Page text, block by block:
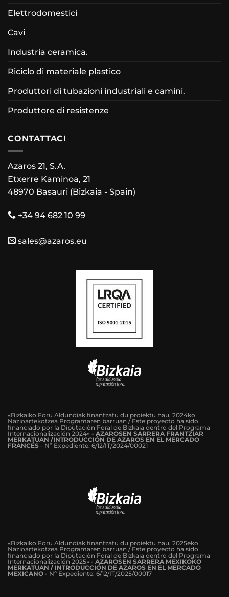
Elettrodomestici
Cavi
Industria ceramica.
Riciclo di materiale plastico
Produttori di tubazioni industriali e camini.
Produttore di resistenze
CONTATTACI
Azaros 21, S.A.
Etxerre Kaminoa, 21
48970 Basauri (Bizkaia - Spain)
+34 94 682 10 99
sales@azaros.eu
«Bizkaiko Foru Aldundiak finantzatu du proiektu hau, 2024ko
Nazioartekotzea Programaren barruan / Este proyecto ha sido
financiado por la Diputación Foral de Bizkaia dentro del Programa
Internacionalización 2024» - AZAROSEN SARRERA FRANTZIAR
MERKATUAN /INTRODUCCIÓN DE AZAROS EN EL MERCADO
FRANCÉS - Nº Expediente: 6/12/IT/2024/00021
«Bizkaiko Foru Aldundiak finantzatu du proiektu hau, 2025eko
Nazioartekotzea Programaren barruan / Este proyecto ha sido
financiado por la Diputación Foral de Bizkaia dentro del Programa
Internacionalización 2025» - AZAROSEN SARRERA MEXIKOKO
MERKATUAN / INTRODUCCIÓN DE AZAROS EN EL MERCADO
MEXICANO - Nº Expediente: 6/12/IT/2025/00017